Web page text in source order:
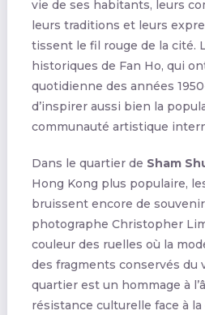
vie de ses habitants, leurs
leurs traditions et leurs
tissent le fil rouge de la cité.
historiques de Fan Ho, qui
quotidienne des années
d’inspirer aussi bien la
communauté artistique
Dans le quartier de Sham
Hong Kong plus populaire,
bruissent encore de
photographe Christopher
couleur des ruelles où la
des fragments conservés du
quartier est un hommage à
résistance culturelle face à